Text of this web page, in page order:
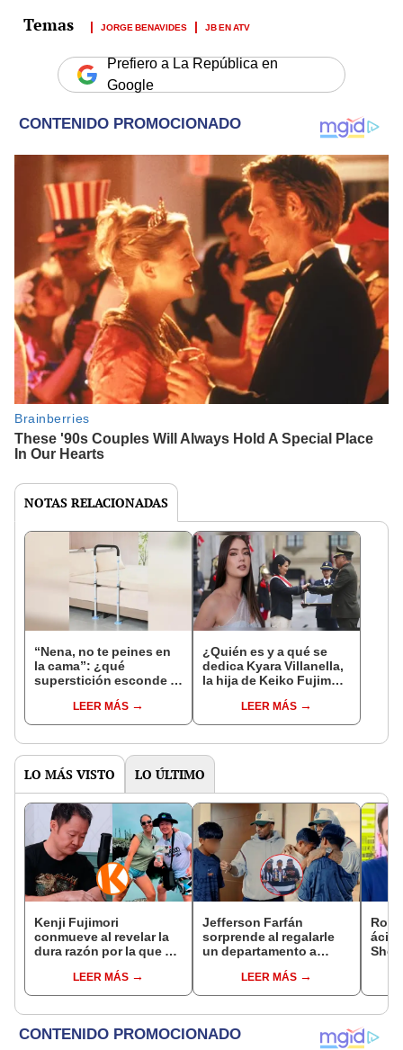
JORGE BENAVIDES JB EN ATV
Prefiero a La República en
Google
NOTAS RELACIONADAS
“Nena, no te peines en
la cama”: ¿qué
superstición esconde la
Enanitos Verdes?
LEER MÁS
¿Quién es y a qué se
dedica Kyara Villanella,
la hija de Keiko Fujimori
nivel nacional?
LEER MÁS
LO MÁS VISTO LO ÚLTIMO
Kenji Fujimori
conmueve al revelar la
dura razón por la que no
esposa Erika Muñóz: "El
proceso judicial"
LEER MÁS
Jefferson Farfán
sorprende al regalarle
un departamento a
fútbol: "Lo hago de
corazón"
LEER MÁS
has